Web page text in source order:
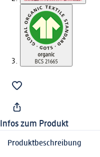
Infos zum Produkt
Produktbeschreibung